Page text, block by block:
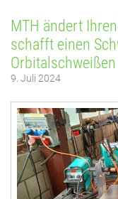
MTH ändert
schafft einen
Orbitalschweißen
9. Juli 2024